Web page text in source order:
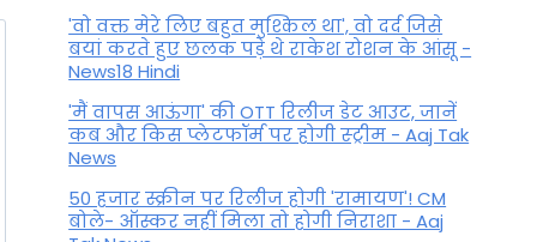
'वो वक्त मेरे लिए बहुत मुश्किल था', वो दर्द जिसे
बयां करते हुए छलक पड़े थे राकेश रोशन के आंसू -
News18 Hindi
'मैं वापस आऊंगा' की OTT रिलीज डेट आउट, जानें
कब और किस प्लेटफॉर्म पर होगी स्ट्रीम - Aaj Tak
News
50 हजार स्क्रीन पर रिलीज होगी 'रामायण'! CM
बोले- ऑस्कर नहीं मिला तो होगी निराशा - Aaj